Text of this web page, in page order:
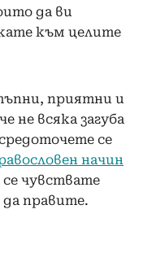
да ви
към целите
приятни и
не всяка загуба
се
начин
чувствате
правите.